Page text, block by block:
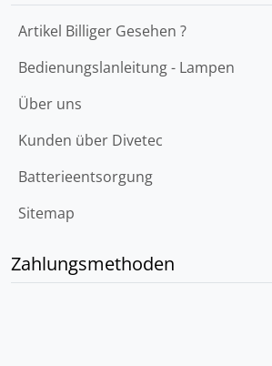
Artikel Billiger Gesehen ?
Bedienungslanleitung - Lampen
Über uns
Kunden über Divetec
Batterieentsorgung
Sitemap
Zahlungsmethoden